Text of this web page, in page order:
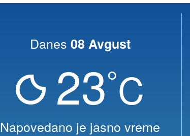
Danes 08 Avgust
23°C
Napovedano je jasno vreme